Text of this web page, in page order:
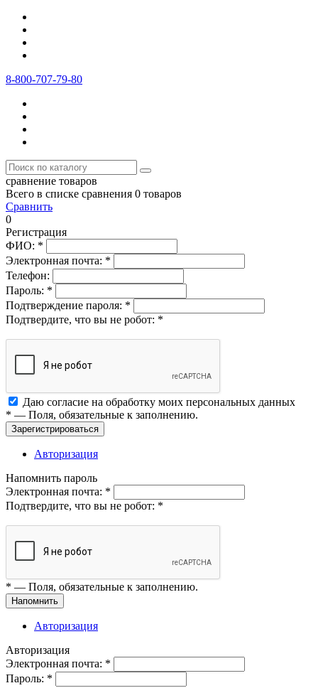
8-800-707-79-80
сравнение товаров
Всего в списке сравнения 0 товаров
Сравнить
0
Регистрация
ФИО: *
Электронная почта: *
Телефон:
Пароль: *
Подтверждение пароля: *
Подтвердите, что вы не робот: *
Даю согласие на обработку моих персональных данных
* — Поля, обязательные к заполнению.
Зарегистрироваться
Авторизация
Напомнить пароль
Электронная почта: *
Подтвердите, что вы не робот: *
* — Поля, обязательные к заполнению.
Напомнить
Авторизация
Авторизация
Электронная почта: *
Пароль: *